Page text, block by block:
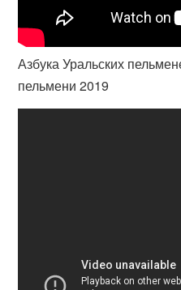
Азбука Уральских
пельмени 2019